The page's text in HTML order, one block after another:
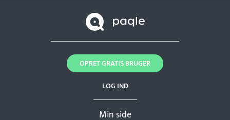
Min side
LOG IND
OPRET GRATIS BRUGER